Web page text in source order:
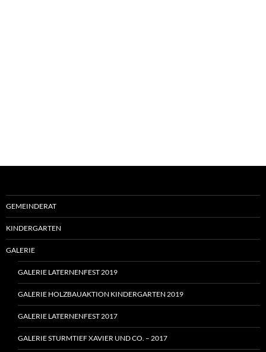
GEMEINDERAT
KINDERGARTEN
GALERIE
GALERIE LATERNENFEST 2019
GALERIE HOLZBAUAKTION KINDERGARTEN 2019
GALERIE LATERNENFEST 2017
GALERIE STURMTIEF XAVIER UND CO. – 2017